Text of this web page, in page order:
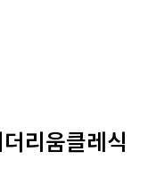
리움클레식